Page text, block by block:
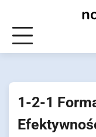
content
1-2-1